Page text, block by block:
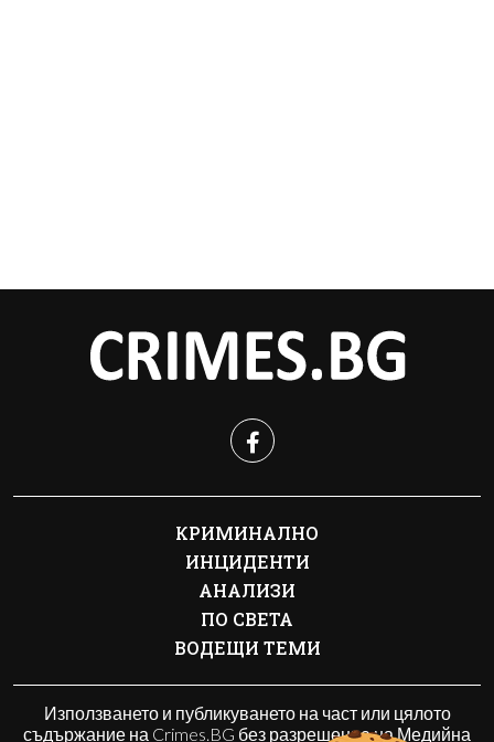
КРИМИНАЛНО
ИНЦИДЕНТИ
АНАЛИЗИ
ПО СВЕТА
ВОДЕЩИ ТЕМИ
Използването и публикуването на част или цялото
съдържание на Crimes.BG без разрешение на Медийна